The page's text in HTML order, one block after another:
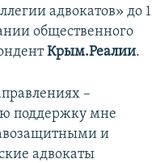
адвокатов» до 1
общественного
Крым.Реалии.
–
поддержку мне
и
адвокаты